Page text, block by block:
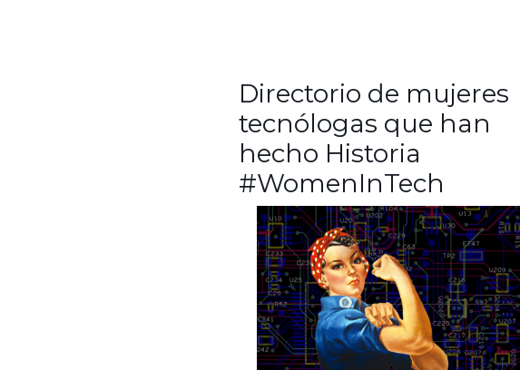
Directorio de mujeres
tecnólogas que han
hecho Historia
#WomenInTech